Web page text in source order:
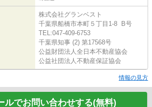
株式会社グランベスト
千葉県船橋市本町５丁目1-8 B号
TEL:047-409-6753
千葉県知事 (2) 第17568号
公益財団法人全日本不動産協会
公益社団法人不動産保証協会
情報の見方
ルでお問い合わせする(無料)